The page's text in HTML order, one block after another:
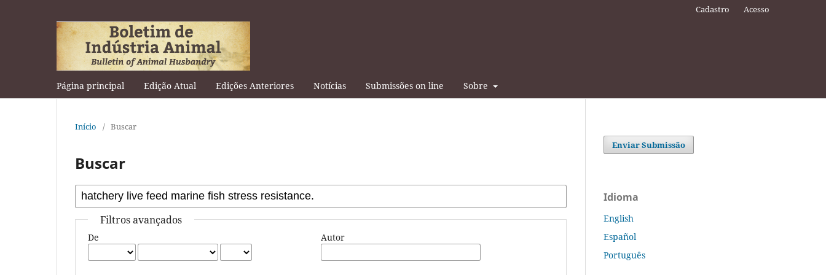
Página principal Edição Atual Edições Anteriores Notícias Submissões on line Sobre
Cadastro Acesso
Início / Buscar
Buscar
Filtros avançados
De Autor
Enviar Submissão
Idioma
English
Español
Português